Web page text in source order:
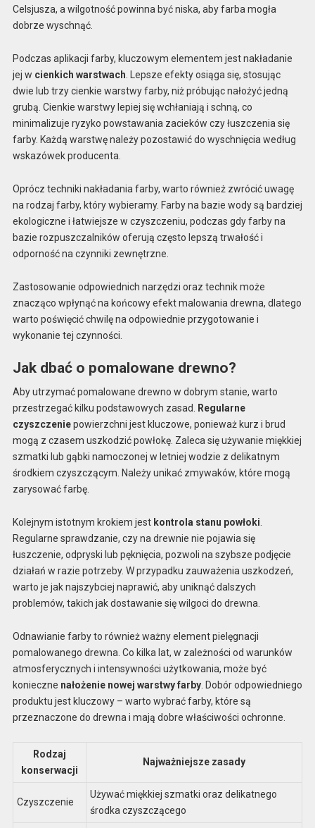
Celsjusza, a wilgotność powinna być niska, aby farba mogła
dobrze wyschnąć.
Podczas aplikacji farby, kluczowym elementem jest nakładanie
jej w cienkich warstwach . Lepsze efekty osiąga się, stosując
dwie lub trzy cienkie warstwy farby, niż próbując nałożyć jedną
grubą. Cienkie warstwy lepiej się wchłaniają i schną, co
minimalizuje ryzyko powstawania zacieków czy łuszczenia się
farby. Każdą warstwę należy pozostawić do wyschnięcia według
wskazówek producenta.
Oprócz techniki nakładania farby, warto również zwrócić uwagę
na rodzaj farby, który wybieramy. Farby na bazie wody są bardziej
ekologiczne i łatwiejsze w czyszczeniu, podczas gdy farby na
bazie rozpuszczalników oferują często lepszą trwałość i
odporność na czynniki zewnętrzne.
Zastosowanie odpowiednich narzędzi oraz technik może
znacząco wpłynąć na końcowy efekt malowania drewna, dlatego
warto poświęcić chwilę na odpowiednie przygotowanie i
wykonanie tej czynności.
Jak dbać o pomalowane drewno?
Aby utrzymać pomalowane drewno w dobrym stanie, warto
przestrzegać kilku podstawowych zasad.
Regularne
czyszczeniepowierzchni jest kluczowe, ponieważ kurz i brud
mogą z czasem uszkodzić powłokę. Zaleca się używanie miękkiej
szmatki lub gąbki namoczonej w letniej wodzie z delikatnym
środkiem czyszczącym. Należy unikać zmywaków, które mogą
zarysować farbę.
Kolejnym istotnym krokiem jest kontrola stanu powłoki
Regularne sprawdzanie, czy na drewnie nie pojawia się
łuszczenie, odpryski lub pęknięcia, pozwoli na szybsze podjęcie
działań w razie potrzeby. W przypadku zauważenia uszkodzeń,
warto je jak najszybciej naprawić, aby uniknąć dalszych
problemów, takich jak dostawanie się wilgoci do drewna.
Odnawianie farby to również ważny element pielęgnacji
pomalowanego drewna. Co kilka lat, w zależności od warunków
atmosferycznych i intensywności użytkowania, może być
konieczne nałożenie nowej warstwy farby. Dobór odpowiedniego
produktu jest kluczowy – warto wybrać farby, które są
przeznaczone do drewna i mają dobre właściwości ochronne.
Rodzaj
konserwacji
Najważniejsze zasady
Czyszczenie
Używać miękkiej szmatki oraz delikatnego
środka czyszczącego